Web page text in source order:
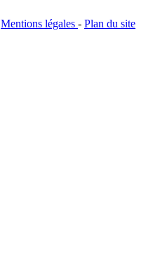
Mentions légales - Plan du site